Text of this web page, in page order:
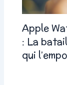
Apple
: La
qui